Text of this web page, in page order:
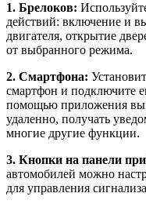
1. Брелоков:
действий: включение и
двигателя, открытие
от выбранного режима.
2. Смартфона:
смартфон и подключите
помощью приложения вы
удаленно, получать
многие другие функции.
3. Кнопки на панели
автомобилей можно
для управления